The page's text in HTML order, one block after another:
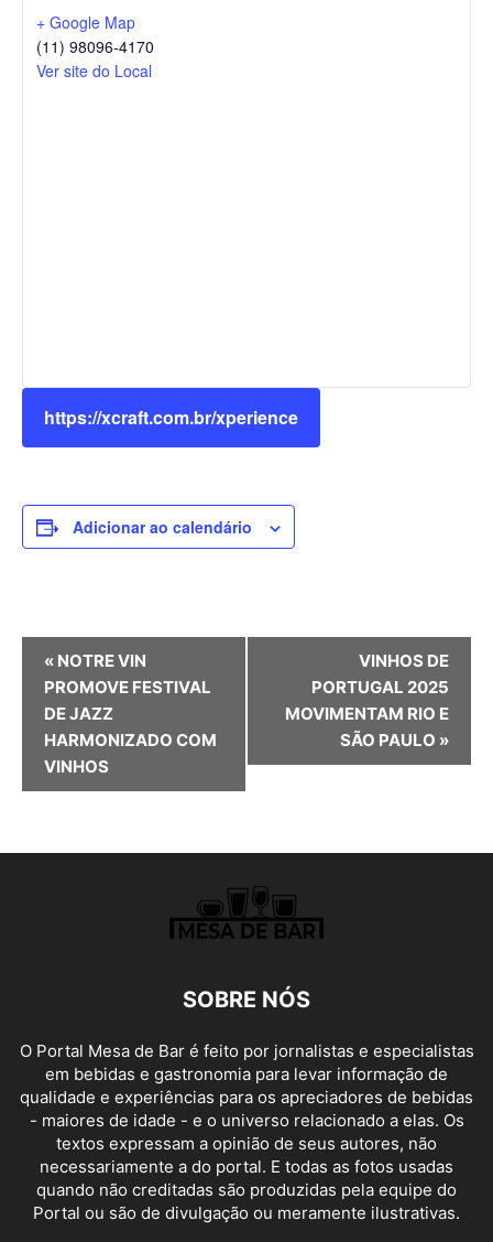
+ Google Map
(11) 98096-4170
Ver site do Local
https://xcraft.com.br/xperience
Adicionar ao calendário
Evento
Navegação
« NOTRE VIN
PROMOVE FESTIVAL
DE JAZZ
HARMONIZADO COM
VINHOS
VINHOS DE
PORTUGAL 2025
MOVIMENTAM RIO E
SÃO PAULO »
SOBRE NÓS
O Portal Mesa de Bar é feito por jornalistas e especialistas
em bebidas e gastronomia para levar informação de
qualidade e experiências para os apreciadores de bebidas
- maiores de idade - e o universo relacionado a elas. Os
textos expressam a opinião de seus autores, não
necessariamente a do portal. E todas as fotos usadas
quando não creditadas são produzidas pela equipe do
Portal ou são de divulgação ou meramente ilustrativas.